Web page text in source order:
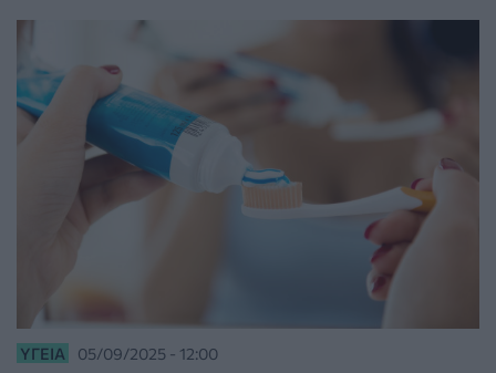
ΥΓΕΊΑ 05/09/2025 - 12:00